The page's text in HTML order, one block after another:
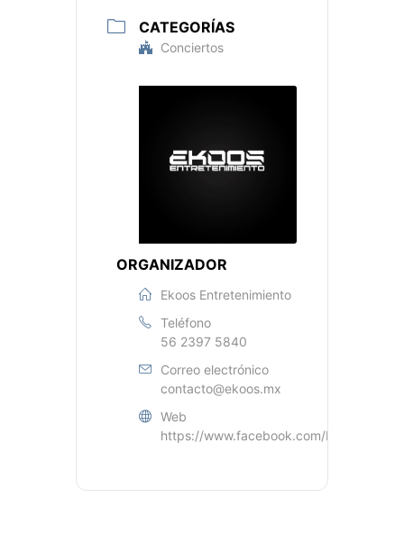
CATEGORÍAS
Conciertos
ORGANIZADOR
Ekoos Entretenimiento
Teléfono
56 2397 5840
Correo electrónico
contacto@ekoos.mx
Web
https://www.facebook.com/EkoosMx